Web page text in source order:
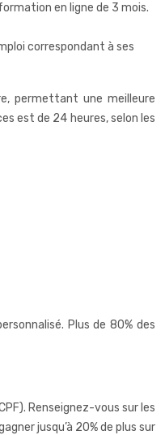
en ligne de 3 mois.
correspondant à ses
permettant une meilleure
est de 24 heures, selon les
Plus de 80% des
Renseignez-vous sur les
jusqu’à 20% de plus sur